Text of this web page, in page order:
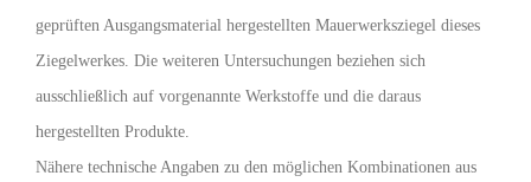
geprüften Ausgangsmaterial hergestellten Mauerwerksziegel dieses
Ziegelwerkes. Die weiteren Untersuchungen beziehen sich
ausschließlich auf vorgenannte Werkstoffe und die daraus
hergestellten Produkte.
Nähere technische Angaben zu den möglichen Kombinationen aus